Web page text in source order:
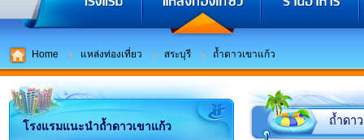
Home แหล่งท่องเที่ยว สระบุรี ถ้ำดาวเขาแก้ว
โรงแรมแนะนำถ้ำดาวเขาแก้ว ถ้ำดา